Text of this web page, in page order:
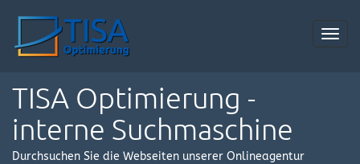
TISA Optimierung -
interne Suchmaschine
Durchsuchen Sie die Webseiten unserer Onlineagentur